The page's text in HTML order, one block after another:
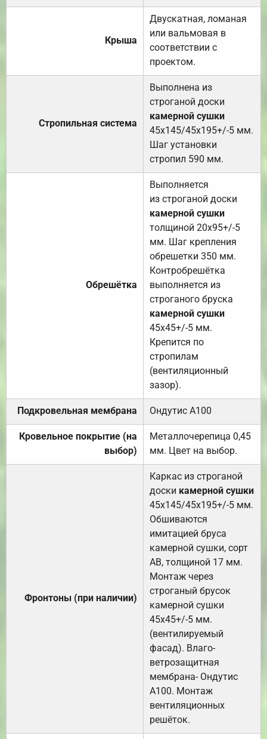
Крыша
Двускатная, ломаная
или вальмовая в
соответствии с
проектом.
Стропильная система
Выполнена из
строганой доски
камерной сушки
45х145/45х195+/-5 мм.
Шаг установки
стропил 590 мм.
Обрешётка
Выполняется
из строганой доски
камерной сушки
толщиной 20х95+/-5
мм. Шаг крепления
обрешетки 350 мм.
Контробрешётка
выполняется из
строганого бруска
камерной сушки
45х45+/-5 мм.
Крепится по
стропилам
(вентиляционный
зазор).
Подкровельная мембрана Ондутис А100
Кровельное покрытие (на
выбор)
Металлочерепица 0,45
мм. Цвет на выбор.
Фронтоны (при наличии)
Каркас из строганой
доски камерной сушки
45х145/45х195+/-5 мм.
Обшиваются
имитацией бруса
камерной сушки, сорт
АВ, толщиной 17 мм.
Монтаж через
строганый брусок
камерной сушки
45х45+/-5 мм.
(вентилируемый
фасад). Влаго-
ветрозащитная
мембрана- Ондутис
А100. Монтаж
вентиляционных
решёток.